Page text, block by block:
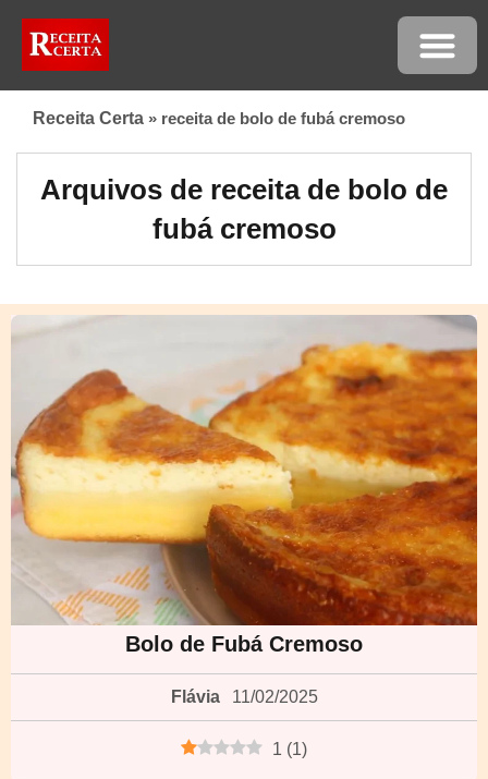
Receita Certa » receita de bolo de fubá cremoso
Arquivos de receita de bolo de
fubá cremoso
Bolo de Fubá Cremoso
Flávia 11/02/2025
1 (1)